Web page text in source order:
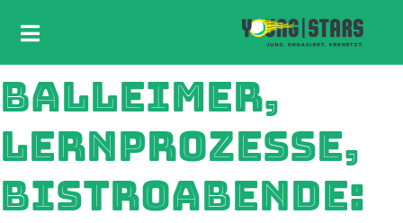
BALLEIMER,
LERNPROZESSE,
BISTROABENDE: